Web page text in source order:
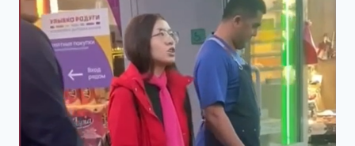
НА
ШКОЛЬНИЦУ
ПАРАДНОЙ
ДОМА
В
ШУШАРАХ